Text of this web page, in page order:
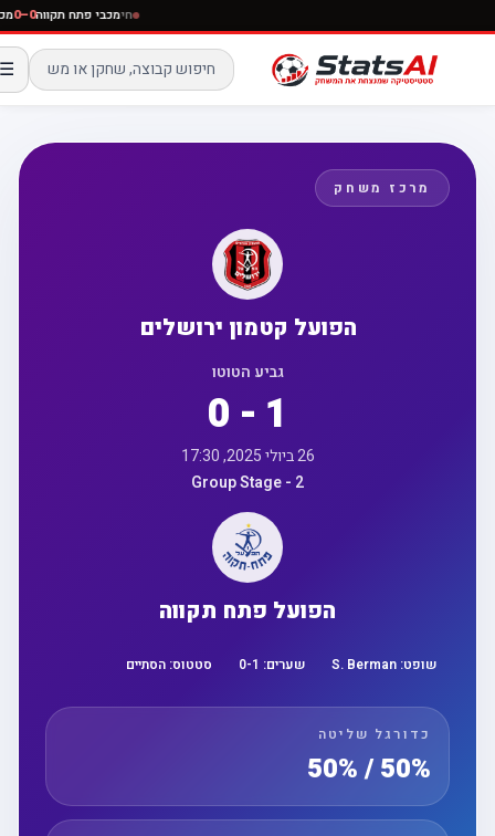
חימכבי פתח תקווה0–0
☰
מרכז משחק
הפועל קטמון ירושלים
גביע הטוטו
0 - 1
26 ביולי 2025, 17:30
Group Stage - 2
הפועל פתח תקווה
שופט:S. Berman שערים: 0 -1 סטטוס:הסתיים
כדורגל שליטה
50% / 50%